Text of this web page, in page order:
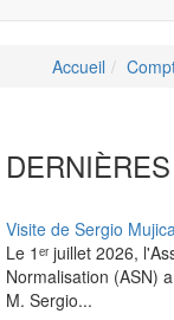
Accueil
Visite de Sergio
Le 1ᵉʳ juillet 2026,
Normalisation (ASN)
M. Sergio...